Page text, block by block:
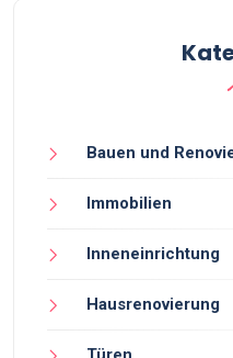
Bauen und
Immobilien
Inneneinrichtung
Hausrenovierung